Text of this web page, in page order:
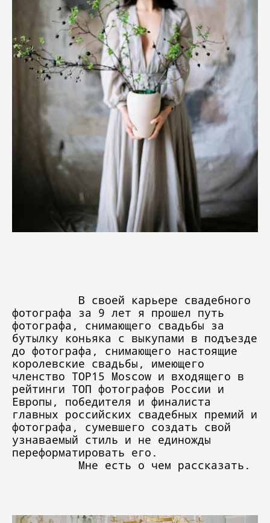
В своей карьере свадебного
фотографа за 9 лет я прошел путь
фотографа, снимающего свадьбы за
бутылку коньяка с выкупами в подъезде
до фотографа, снимающего настоящие
королевские свадьбы, имеющего
членство TOP15 Moscow и входящего в
рейтинги ТОП фотографов России и
Европы, победителя и финалиста
главных российских свадебных премий и
фотографа, сумевшего создать свой
узнаваемый стиль и не единожды
переформатировать его.
Мне есть о чем рассказать.